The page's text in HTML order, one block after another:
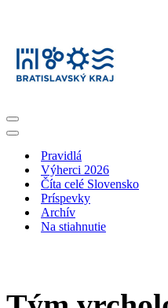
Menu
navigácie
Menu
navigáciePravidlá
Výherci 2026
Číta celé Slovensko
Príspevky
Archív
Na stiahnutie